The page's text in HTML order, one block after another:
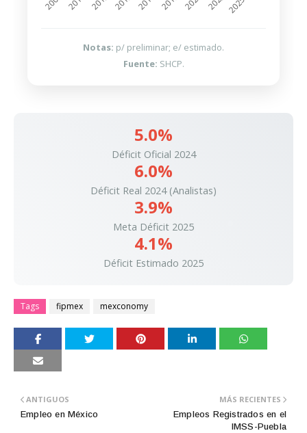
Notas: p/ preliminar; e/ estimado.
Fuente: SHCP.
5.0%
Déficit Oficial 2024
6.0%
Déficit Real 2024 (Analistas)
3.9%
Meta Déficit 2025
4.1%
Déficit Estimado 2025
Tags fipmex mexconomy
MÁS RECIENTES
Empleos Registrados en el
IMSS-Puebla
ANTIGUOS
Empleo en México